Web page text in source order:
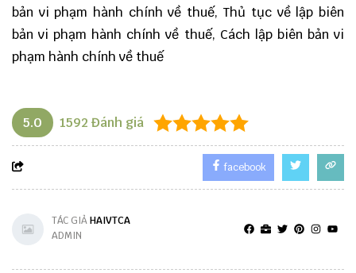
bản vi phạm hành chính về thuế, Thủ tục về lập biên
bản vi phạm hành chính về thuế, Cách lập biên bản vi
phạm hành chính về thuế
5.0 1592 Đánh giá
facebook
TÁC GIẢHAIVTCA
ADMIN